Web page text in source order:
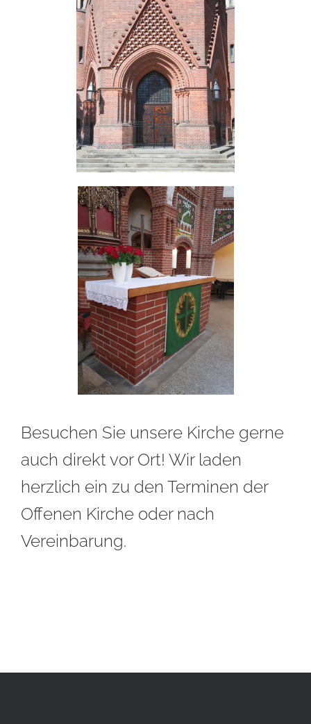
Besuchen Sie unsere Kirche gerne
auch direkt vor Ort! Wir laden
herzlich ein zu den Terminen der
Offenen Kircheoder nach
Vereinbarung.